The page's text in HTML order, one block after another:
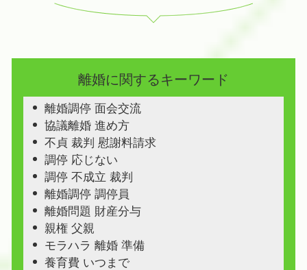
離婚に関するキーワード
離婚調停 面会交流
協議離婚 進め方
不貞 裁判 慰謝料請求
調停 応じない
調停 不成立 裁判
離婚調停 調停員
離婚問題 財産分与
親権 父親
モラハラ 離婚 準備
養育費 いつまで